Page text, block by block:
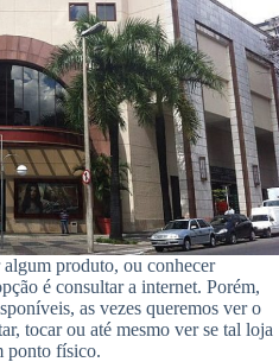
produto, ou conhecer
é consultar a internet. Porém,
as vezes queremos ver o
tocar ou até mesmo ver se tal loja
ponto físico.